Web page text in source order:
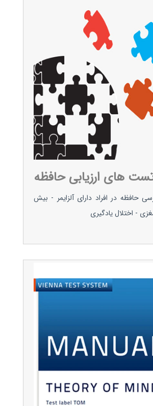
های ارزیابی حافظه
حافظه در افراد دارای آلزایمر - بیش
- اختلال یادگیری